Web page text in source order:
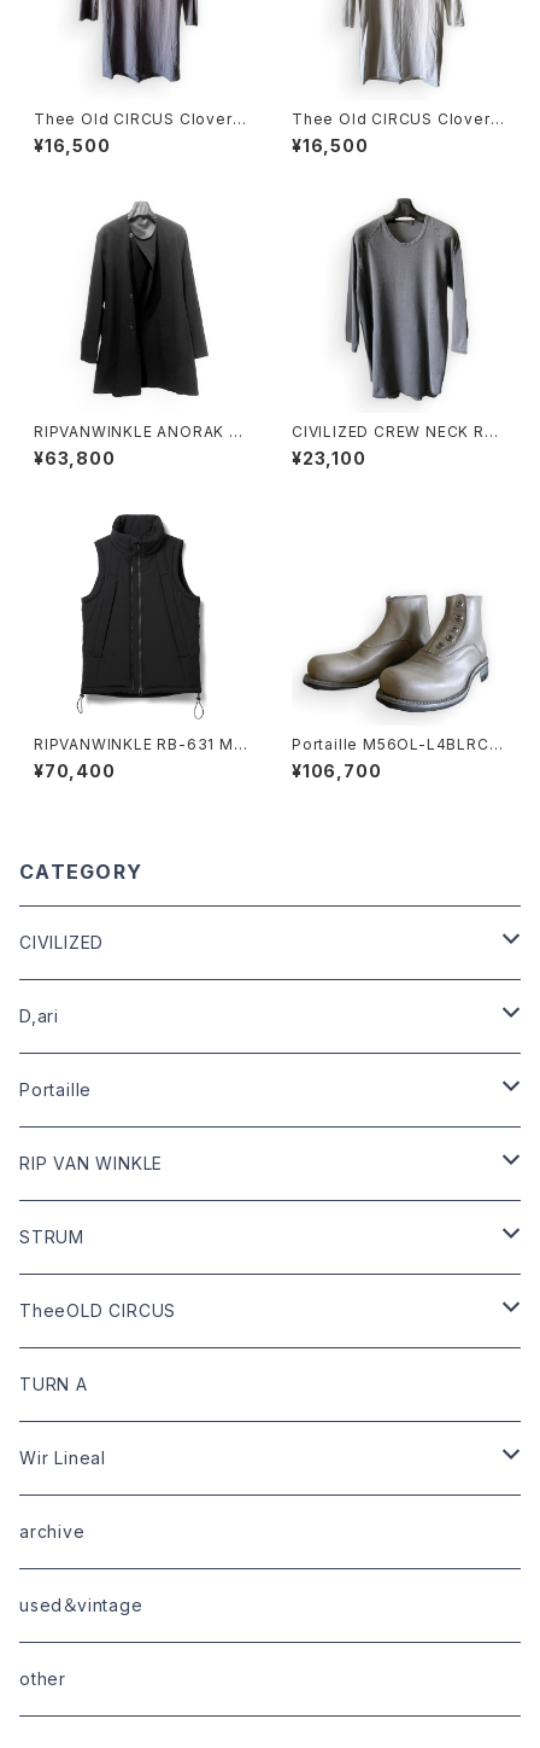
Thee Old CIRCUS Clover別
注 U-NECK TQ SLEEVE DU
ST GRAY
¥16,500
Thee Old CIRCUS Clover別
注 U-NECK TQ SLEEVE DU
ST ICE
¥16,500
RIPVANWINKLE ANORAK JE
RSEY COAT BLACK
¥63,800
CIVILIZED CREW NECK RA
GLAN 3/4SLEEVE
¥23,100
RIPVANWINKLE RB-631 MO
UNTAIN JERSEY VEST
¥70,400
Portaille M56OL-L4BLRCO
M dusty gray
¥106,700
CATEGORY
CIVILIZED
leather
outer
tops
bottoms
goods
limited
D,ari
Dari Clothing
Dari hat
Portaille
boots
shoes
bag
goods
RIP VAN WINKLE
leather
outer
tops
bottoms
goods
shoes
shoes
STRUM
leather
outer
tops
bottoms
boots・sneaker
goods
TheeOLD CIRCUS
leather
tops
outer
tops
bottoms
boots
TURN A
Wir Lineal
outer
tops
tops
bottoms
archive
used＆vintage
other